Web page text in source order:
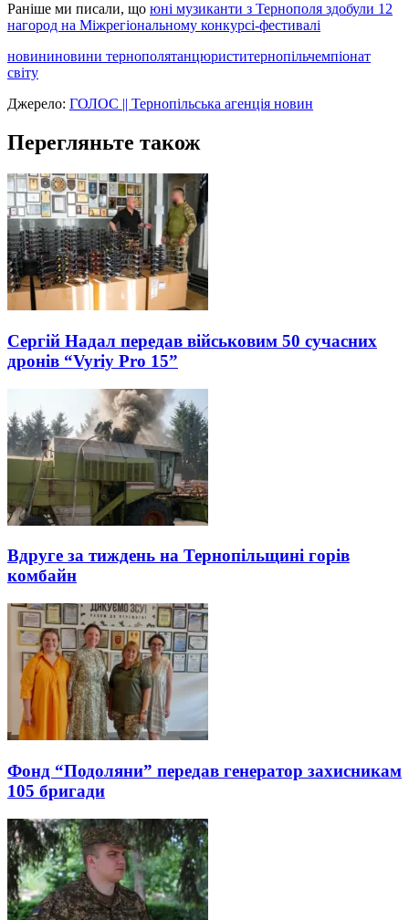
Раніше ми писали, що юні музиканти з Тернополя здобули 12
нагород на Міжрегіональному конкурсі-фестивалі
новининовини тернополятанцюриститернопільчемпіонат
світу
Джерело: ГОЛОС || Тернопільська агенція новин
Перегляньте також
Сергій Надал передав військовим 50 сучасних
дронів “Vyriy Pro 15”
Вдруге за тиждень на Тернопільщині горів
комбайн
Фонд “Подоляни” передав генератор захисникам
105 бригади